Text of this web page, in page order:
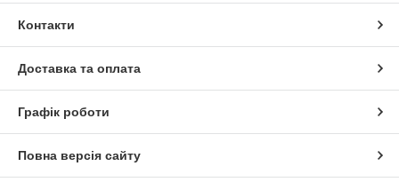
Контакти
Доставка та оплата
Графік роботи
Повна версія сайту